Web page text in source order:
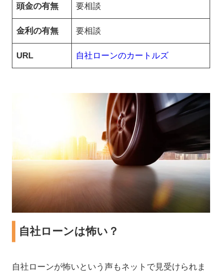
頭金の有無 要相談
金利の有無 要相談
URL 自社ローンのカートルズ
自社ローンは怖い？
自社ローンが怖いという声もネットで見受けられま